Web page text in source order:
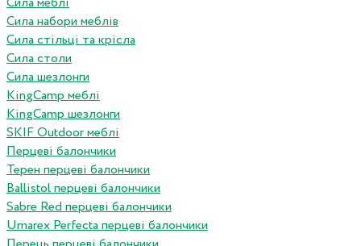
Сила набори меблів
Сила стільці та крісла
Сила столи
Сила шезлонги
KingCamp меблі
KingCamp шезлонги
SKIF Outdoor меблі
Перцеві балончики
Терен перцеві балончики
Ballistol перцеві балончики
Sabre Red перцеві балончики
Umarex Perfecta перцеві балончики